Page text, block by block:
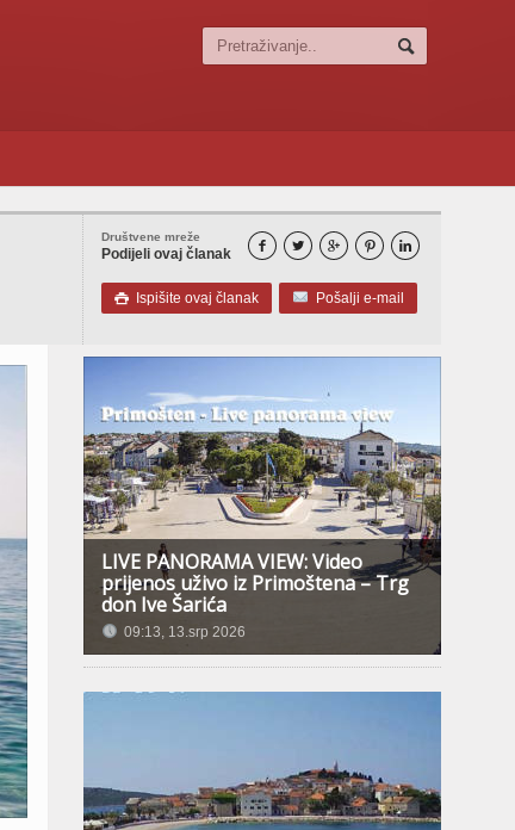
Društvene mreže
Podijeli ovaj članak     
 Ispišite ovaj članak Pošalji e-mail
LIVE PANORAMA VIEW: Video
prijenos uživo iz Primoštena – Trg
don Ive Šarića
09:13, 13.srp 2026